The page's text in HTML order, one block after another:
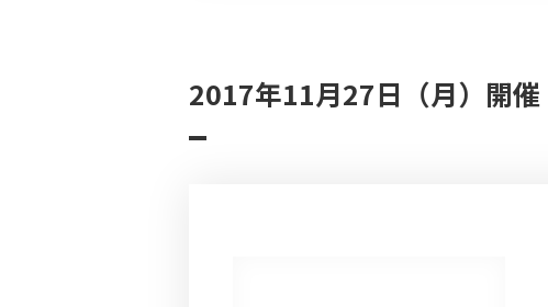
2017年11月27日（月）開催